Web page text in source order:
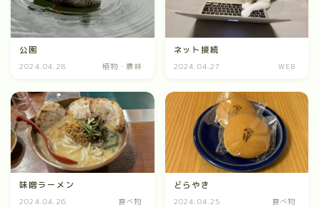
公園
2024.04.28 植物・農耕
ネット接続
2024.04.27 WEB
味噌ラーメン
2024.04.26 食べ物
どらやき
2024.04.25 食べ物